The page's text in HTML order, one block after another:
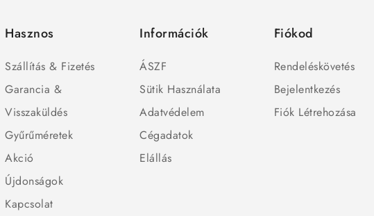
Hasznos
Szállítás & Fizetés
Garancia &
Visszaküldés
Gyűrűméretek
Akció
Újdonságok
Kapcsolat
Információk
ÁSZF
Sütik Használata
Adatvédelem
Cégadatok
Elállás
Fiókod
Rendeléskövetés
Bejelentkezés
Fiók Létrehozása